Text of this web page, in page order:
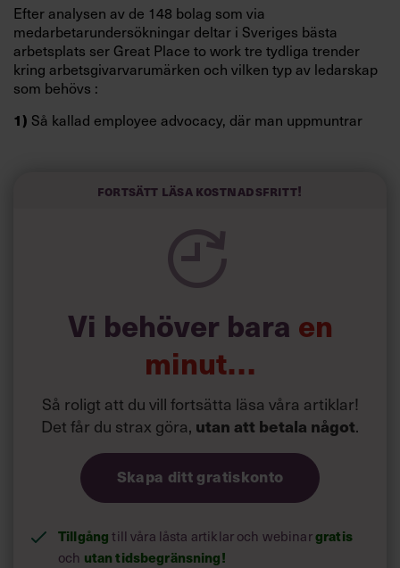
Efter analysen av de 148 bolag som via
medarbetarundersökningar deltar i Sveriges bästa
arbetsplats ser Great Place to work tre tydliga trender
kring arbetsgivarvarumärken och vilken typ av ledarskap
som behövs :
1) Så kallad employee advocacy, där man uppmuntrar
är en informationskälla vi litar på.
Arbetet med arbetsgivarvarumärken blir alltmer riktat
mot de för företagen mest attraktiva målgrupperna. Man
vill nå rätt sökande och gör det bland annat genom att gå
ut med budskap som ger råd och utmanar de sökandes
varumärket, både internt och externt.
Produktivitet och prestationer byggs mer och mer
genom samarbete mellan medarbetare. Det blir lika
medarbetare som att själv leverera goda resultat. Då
behövs chefer som kan coacha och vara förebilder inom
kompetensmodeller. Och att belöningsmodeller betonar
gemensamma mål.
Fortsätt läsa kostnadsfritt!
Vi behöver bara en
minut…
Så roligt att du vill fortsätta läsa våra artiklar!
Det får du strax göra, utan att betala något.
Skapa ditt gratiskonto
Tillgångtill våra låsta artiklar och webinargratis
och utan tidsbegränsning!